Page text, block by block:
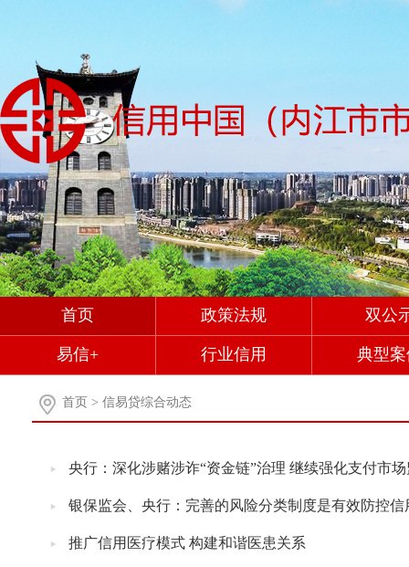
首页 政策法规 双公
易信+ 行业信用 典型
首页 > 信易贷综合动态
央行：深化涉赌涉诈“资金链”治理 继续强化支付市
银保监会、央行：完善的风险分类制度是有效防控信
推广信用医疗模式 构建和谐医患关系